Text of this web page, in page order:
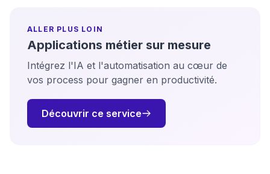
ALLER PLUS LOIN
Applications métier sur mesure
Intégrez l'IA et l'automatisation au cœur de
vos process pour gagner en productivité.
Découvrir ce service